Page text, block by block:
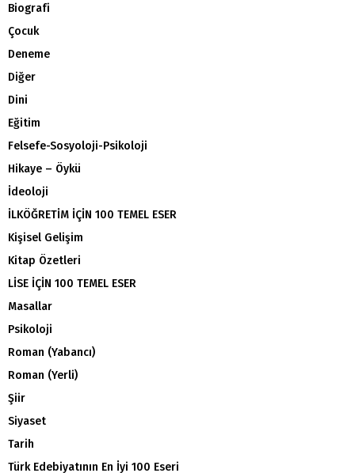
Biografi
Çocuk
Deneme
Diğer
Dini
Eğitim
Felsefe-Sosyoloji-Psikoloji
Hikaye – Öykü
İdeoloji
İLKÖĞRETİM İÇİN 100 TEMEL ESER
Kişisel Gelişim
Kitap Özetleri
LİSE İÇİN 100 TEMEL ESER
Masallar
Psikoloji
Roman (Yabancı)
Roman (Yerli)
Şiir
Siyaset
Tarih
Türk Edebiyatının En İyi 100 Eseri